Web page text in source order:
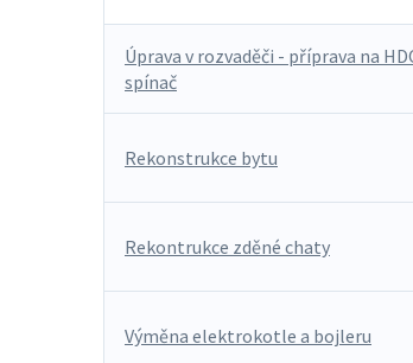
Úprava v rozvaděči - příprava na
spínač
Rekonstrukce bytu
Rekontrukce zděné chaty
Výměna elektrokotle a bojleru